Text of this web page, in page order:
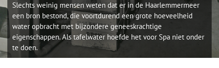
Slechts weinig mensen weten dat er in de Haarlemmermeer
een bron bestond, die voortdurend een grote hoeveelheid
water opbracht met bijzondere geneeskrachtige
eigenschappen. Als tafelwater hoefde het voor Spa niet onder
te doen.